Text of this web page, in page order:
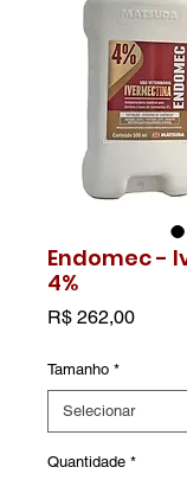
Endomec -
4%
R$ 262,00Preço
Tamanho *
Quantidade *